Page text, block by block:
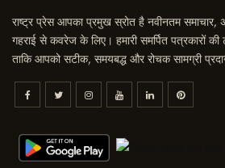
राष्ट्र प्रेस आपका प्रमुख स्रोत है नवीनतम समाचार,
गहराई से कवरेज के लिए। हमारी समर्पित पत्रकारों की
ताकि आपको सटीक, समयबद्ध और रोचक सामग्री